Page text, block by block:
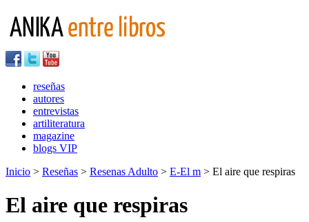
reseñas
autores
entrevistas
artiliteratura
magazine
blogs VIP
Inicio > Reseñas > Resenas Adulto > E-El m > El aire que respiras
El aire que respiras